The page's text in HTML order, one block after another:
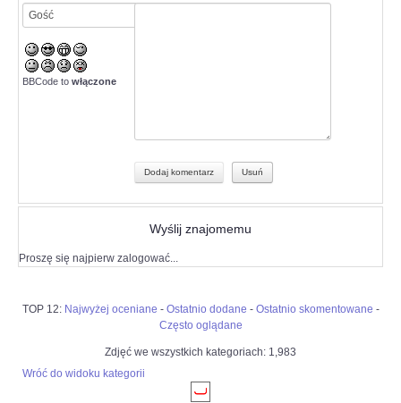
BBCode to włączone
Wyślij znajomemu
Proszę się najpierw zalogować...
TOP 12: Najwyżej oceniane - Ostatnio dodane - Ostatnio skomentowane -
Często oglądane
Zdjęć we wszystkich kategoriach: 1,983
Wróć do widoku kategorii